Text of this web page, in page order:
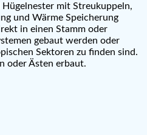
mit Streukuppeln,
und Wärme Speicherung
in einen Stamm oder
gebaut werden oder
Sektoren zu finden sind.
oder Ästen erbaut.